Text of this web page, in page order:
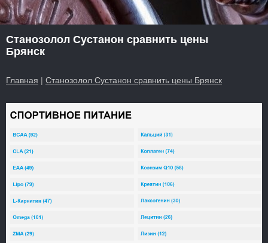
Станозолол Сустанон сравнить цены
Брянск
Главная | Станозолол Сустанон сравнить цены Брянск